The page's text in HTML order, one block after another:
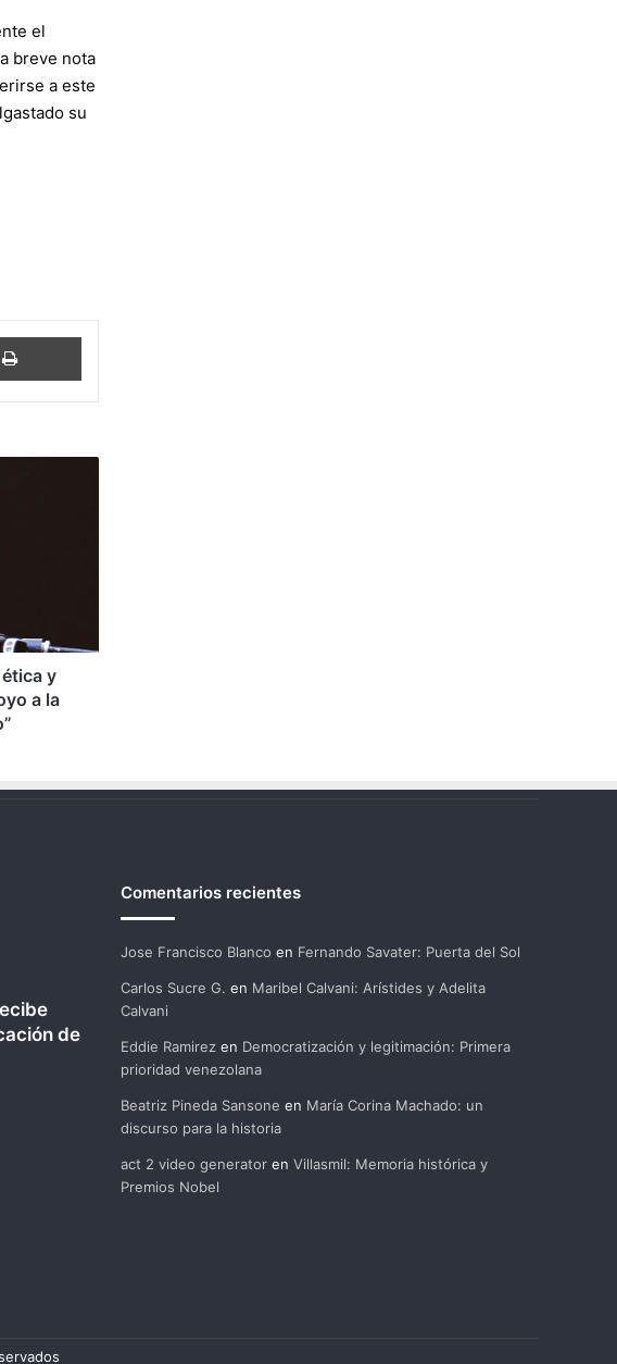
el
breve nota
a este
su
Imprimir
y
a la
de
Comentarios recientes
Jose Francisco Blanco en Fernando Savater: Puerta del Sol
Carlos Sucre G. en Maribel Calvani: Arístides y Adelita
Calvani
Eddie Ramirezen Democratización y legitimación: Primera
prioridad venezolana
Beatriz Pineda Sansone en María Corina Machado: un
discurso para la historia
act 2 video generatoren Villasmil: Memoria histórica y
Premios Nobel